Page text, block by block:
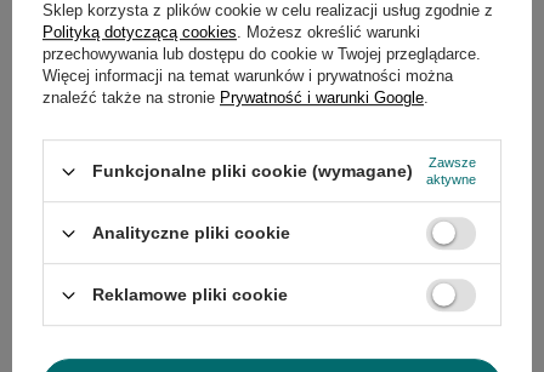
30dni na łatwy zwrot
Bezpieczne zakupy
Szczegółowe dane
Gwarancja
Sklep korzysta z plików cookie w celu realizacji usług zgodnie z
Polityką dotyczącą cookies. Możesz określić warunki
przechowywania lub dostępu do cookie w Twojej przeglądarce.
Więcej informacji na temat warunków i prywatności można
znaleźć także na stronie Prywatność i warunki Google.
Funkcjonalne pliki cookie (wymagane)
Zawsze
aktywne
Analityczne pliki cookie
Reklamowe pliki cookie